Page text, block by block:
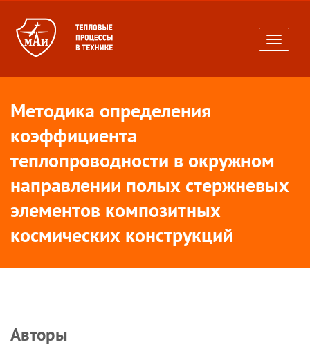
Toggle
Методика определения
коэффициента
теплопроводности в окружном
направлении полых стержневых
элементов композитных
космических конструкций
Авторы